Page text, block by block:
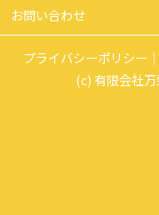
お問い合わせ
プライバシーポリシー
(c) 有限会社